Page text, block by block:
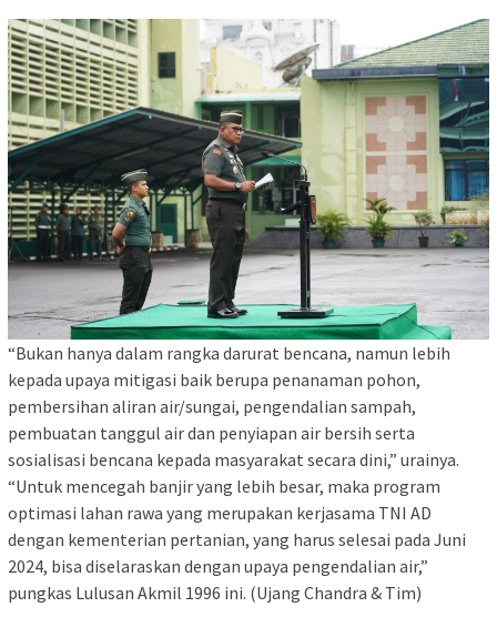
“Bukan hanya dalam rangka darurat bencana, namun lebih
kepada upaya mitigasi baik berupa penanaman pohon,
pembersihan aliran air/sungai, pengendalian sampah,
pembuatan tanggul air dan penyiapan air bersih serta
sosialisasi bencana kepada masyarakat secara dini,” urainya.
“Untuk mencegah banjir yang lebih besar, maka program
optimasi lahan rawa yang merupakan kerjasama TNI AD
dengan kementerian pertanian, yang harus selesai pada Juni
2024, bisa diselaraskan dengan upaya pengendalian air,”
pungkas Lulusan Akmil 1996 ini. (Ujang Chandra & Tim)